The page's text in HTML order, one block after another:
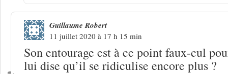
Guillaume Robert
11 juillet 2020 à 17 h 15 min
Son entourage est à ce point faux-cul
lui dise qu’il se ridiculise encore plus ?